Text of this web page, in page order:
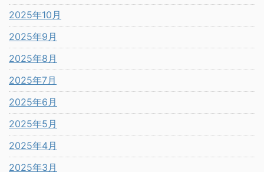
2025年10月
2025年9月
2025年8月
2025年7月
2025年6月
2025年5月
2025年4月
2025年3月